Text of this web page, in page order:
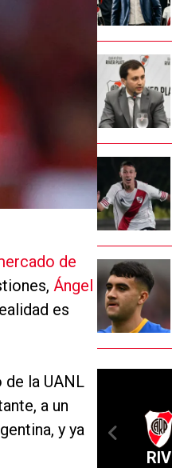
de
Ángel
es
la UANL
a un
y ya
RIV